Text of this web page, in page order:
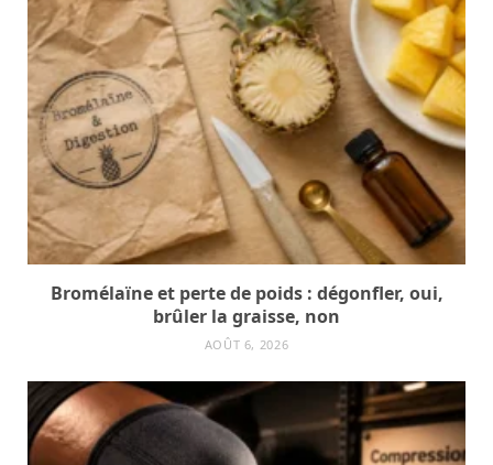
Bromélaïne et perte de poids : dégonfler, oui,
brûler la graisse, non
AOÛT 6, 2026